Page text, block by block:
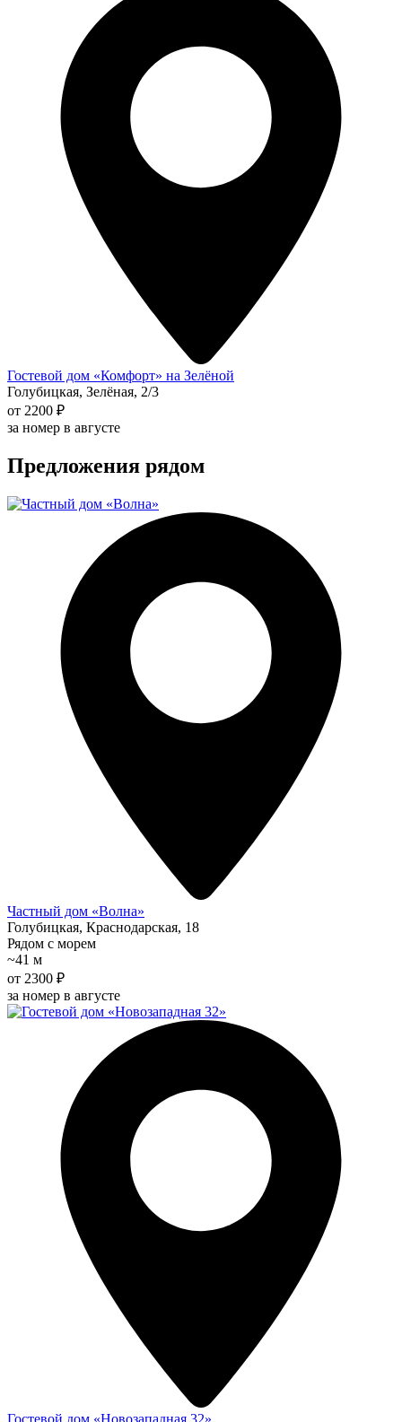
Гостевой дом «Комфорт» на Зелёной
Голубицкая, Зелёная, 2/3
от 2200 ₽
за номер в августе
Предложения рядом
Частный дом «Волна»
Голубицкая, Краснодарская, 18
Рядом с морем
~41 м
от 2300 ₽
за номер в августе
Гостевой дом «Новозападная 32»